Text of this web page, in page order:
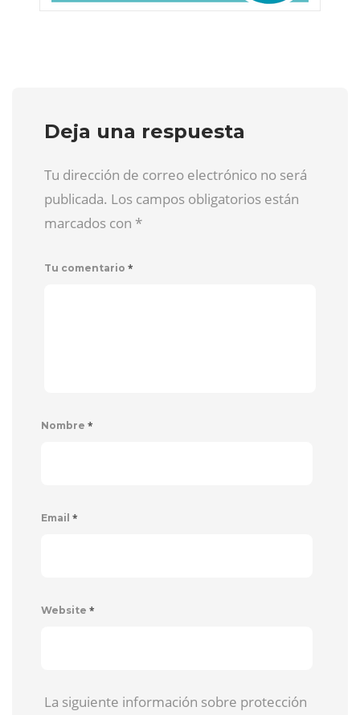
Deja una respuesta
Tu dirección de correo electrónico no será
publicada. Los campos obligatorios están
marcados con *
Tu comentario *
Nombre *
Email *
Website *
La siguiente información sobre protección